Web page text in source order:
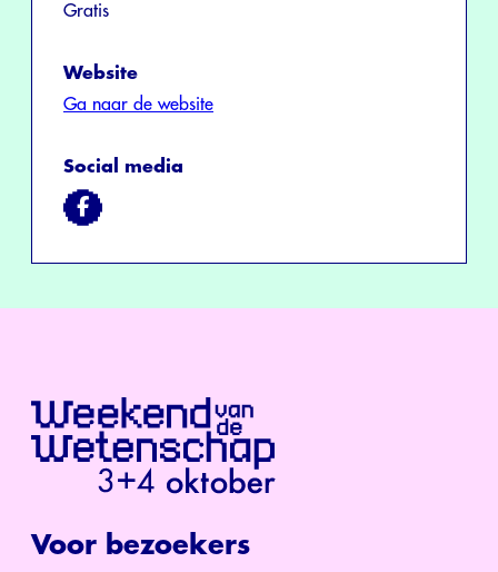
Gratis
Website
Ga naar de website
Social media
Voor bezoekers